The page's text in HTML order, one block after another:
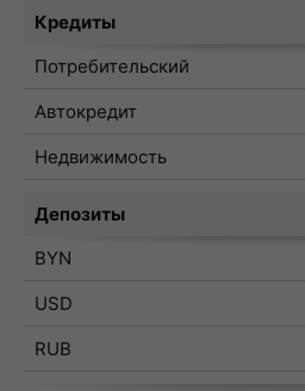
Кредиты
Потребительский
Автокредит
Недвижимость
Депозиты
BYN
USD
RUB